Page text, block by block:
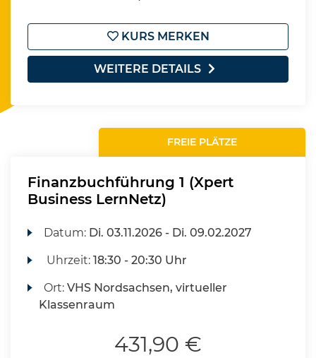
KURS MERKEN
WEITERE DETAILS
FREIE PLÄTZE
Finanzbuchführung 1 (Xpert
Business LernNetz)
Datum: Di. 03.11.2026 - Di. 09.02.2027
Uhrzeit:18:30 - 20:30 Uhr
Ort:VHS Nordsachsen, virtueller
Klassenraum
431,90 €